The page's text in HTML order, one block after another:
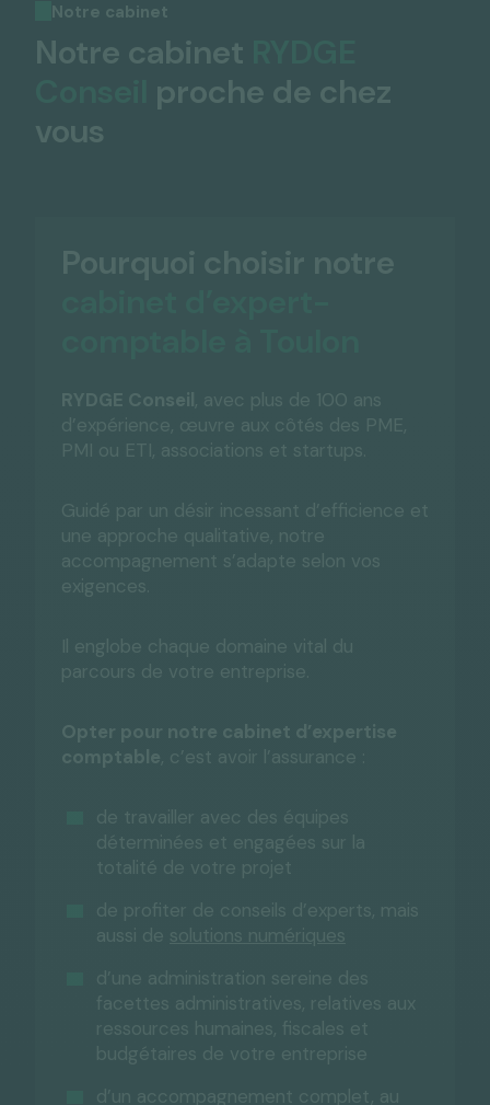
Notre cabinet
Notre cabinet
proche de chez
vous
RYDGE Conseil
, avec plus de 100 ans
d’expérience, œuvre aux côtés des PME,
PMI ou ETI, associations et startups.
Guidé par un désir incessant d’efficience et
une approche qualitative, notre
accompagnement s’adapte selon vos
exigences.
Il englobe chaque domaine vital du
parcours de votre entreprise.
Opter pour notre cabinet d’expertise
comptable , c’est avoir l’assurance :
de travailler avec des équipes
déterminées et engagées sur la
totalité de votre projet
de profiter de conseils d’experts, mais
aussi de solutions numériques
d’une administration sereine des
facettes administratives, relatives aux
ressources humaines, fiscales et
budgétaires de votre entreprise